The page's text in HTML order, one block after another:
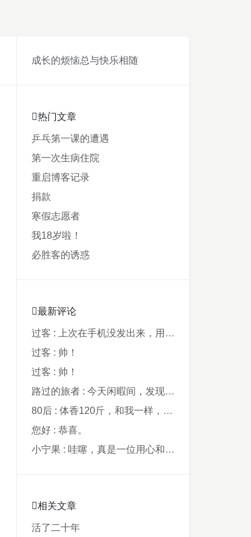
成长的烦恼总与快乐相随
热门文章
乒乓第一课的遭遇
第一次生病住院
重启博客记录
捐款
寒假志愿者
我18岁啦！
必胜客的诱惑
最新评论
过客 : 上次在手机没发出来，用电脑才发现要...
过客 : 帅！
过客 : 帅！
路过的旅者 : 今天闲暇间，发现藏在阿鲁西名字里的...
80后 : 体香120斤，和我一样，40年了，...
您好 : 恭喜。
小宁果 : 哇噻，真是一位用心和爸爸，从孩子出...
相关文章
活了二十年